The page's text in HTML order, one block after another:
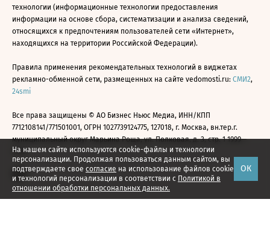
На нашем сайте используются cookie-файлы и технологии
персонализации. Продолжая пользоваться данным сайтом, вы
подтверждаете свое согласие на использование файлов cookie
и технологий персонализации в соответствии с Политикой в
отношении обработки персональных данных.
ОК
технологии (информационные технологии предоставления
информации на основе сбора, систематизации и анализа сведений,
относящихся к предпочтениям пользователей сети «Интернет»,
находящихся на территории Российской Федерации).
Правила применения рекомендательных технологий в виджетах
рекламно-обменной сети, размещенных на сайте vedomosti.ru: СМИ2,
24smi
Все права защищены © АО Бизнес Ньюс Медиа, ИНН/КПП
7712108141/771501001, ОГРН 1027739124775, 127018, г. Москва, вн.тер.г.
муниципальный округ Марьина Роща, ул. Полковая, д. 3, стр. 1 1999—
2026